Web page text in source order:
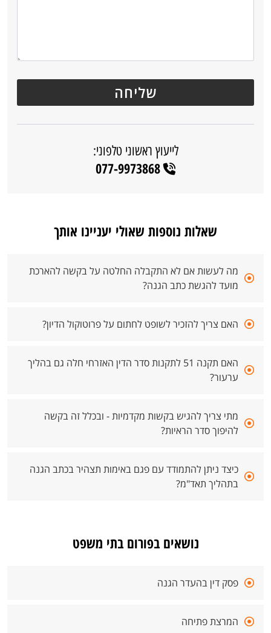
לייעוץ ראשוני טלפוני:
077-9973868
שאלות נוספות שאולי יעניינו אותך
מה לעשות אם לא התקבלה החלטה על בקשה להארכת
מועד להגשת כתב הגנה?
האם צריך להזכיר לשופט לחתום על פרוטוקול הדיון?
האם תקנה 51 לתקנות סדר הדין האזרחי חלה גם בהליך
ערעור?
מתי צריך להגיש בקשות מקדמיות - ובכלל זה בקשה
להיפוך סדר הראיות?
כיצד ניתן להתמודד עם פגם באימות תצהיר בכתב הגנה
בתהליך תאד"מ?
נושאים בפורום בתי משפט
פסק דין בהעדר הגנה
המרצת פתיחה